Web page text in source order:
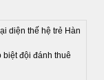
diện thế hệ trẻ Hàn
biệt đội đánh thuê